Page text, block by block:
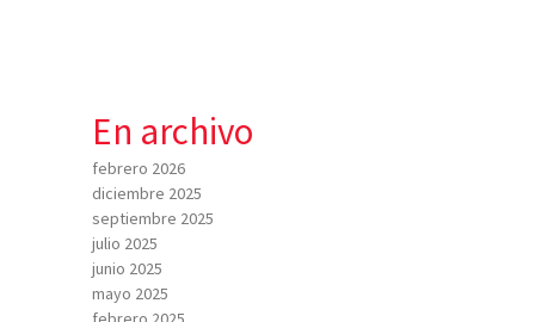
En archivo
febrero 2026
diciembre 2025
septiembre 2025
julio 2025
junio 2025
mayo 2025